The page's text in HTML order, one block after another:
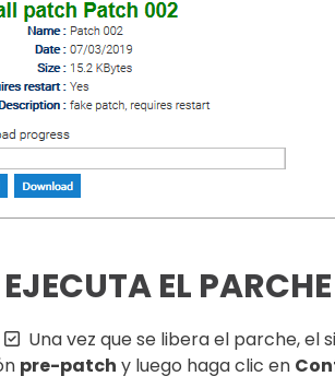
EJECUTA EL PARCHE
Una vez que se libera el parche,
pre-patch y luego haga clic en